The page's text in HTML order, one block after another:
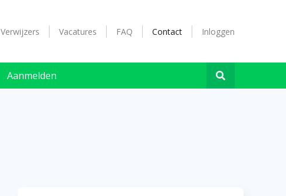
Verwijzers Vacatures FAQ Contact Inloggen
Aanmelden